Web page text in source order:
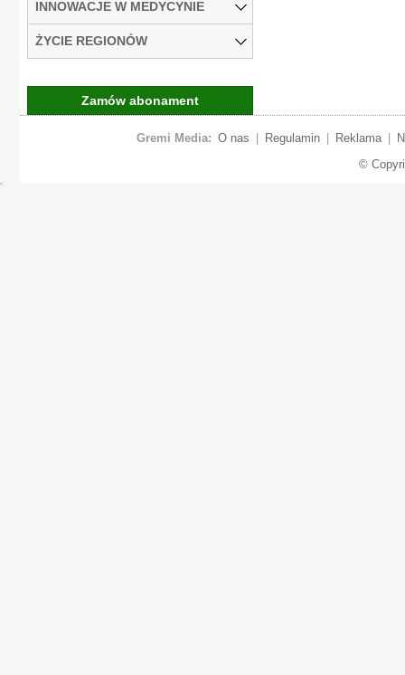
INNOWACJE W MEDYCYNIE
ŻYCIE REGIONÓW
Zamów abonament
Gremi Media: O nas Regulamin Reklama
©